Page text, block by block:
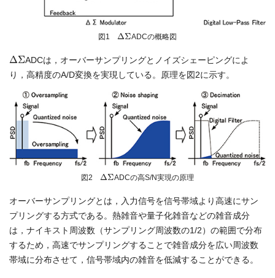
図1 Δ ΣADCの概略図
Δ ΣADCは，オーバーサンプリングとノイズシェーピングによ
り，高精度のA/D変換を実現している。原理を図2に示す。
図2 Δ ΣADCの高S/N実現の原理
オーバーサンプリングとは，入力信号を信号帯域より高速にサン
プリングする方式である。熱雑音や量子化雑音などの雑音成分
は，ナイキスト周波数（サンプリング周波数の1/2）の範囲で分布
するため，高速でサンプリングすることで雑音成分を広い周波数
帯域に分布させて，信号帯域内の雑音を低減することができる。